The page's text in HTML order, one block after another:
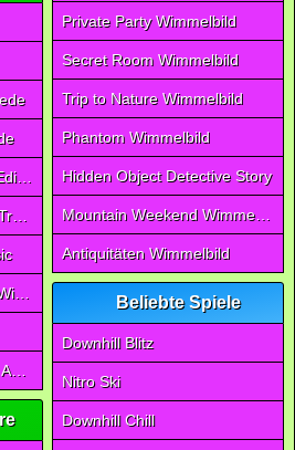
Game Of Goose Classic Edition
Camping Master Tents & Trees
Magic Potion School For Witch
Car Eats Car Underwater Adventure FRVR
Private Party Wimmelbild
Secret Room Wimmelbild
Trip to Nature Wimmelbild
Phantom Wimmelbild
Hidden Object Detective Story
Mountain Weekend Wimmelbild
Antiquitäten Wimmelbild
Beliebte Spiele
Downhill Blitz
Nitro Ski
Downhill Chill